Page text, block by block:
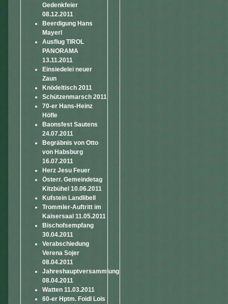
Gedenkfeier
08.12.2011
Beerdigung Hans
Mayerl
Ausflug TIROL
PANORAMA
13.11.2011
Einsiedelei neuer
Zaun
Knödeltisch 2011
Schützenmarsch 2011
70-er Hans-Heinz
Höfle
Baonsfest Sautens
24.07.2011
Begräbnis von Otto
von Habsburg
16.07.2011
Herz Jesu Feuer
Österr. Gemeindetag
Kitzbühel 10.06.2011
Kufstein Landlibell
Trommler-Auftritt im
Kaisersaal 11.05.2011
Bischofsempfang
30.04.2011
Verabschiedung
Verena Sojer
08.04.2011
Jahreshauptversammlung
08.04.2011
Watten 11.03.2011
60-er Hptm. Foidl Lois